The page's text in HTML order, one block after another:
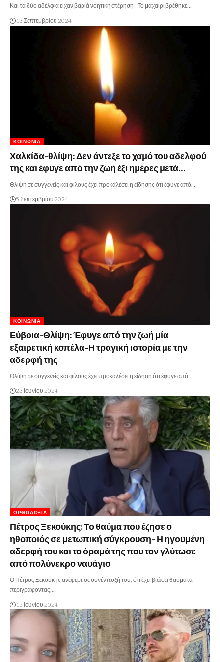
Και τα δύο αδέλφια είχαν βαριά νοητική στέρηση - Το μαχαίρι βρέθηκε…
13 Σεπτεμβρίου 2024
ΚΟΙΝΩΝΊΑ
Χαλκίδα-θλίψη: Δεν άντεξε το χαμό του αδελφού
της και έφυγε από την ζωή έξι ημέρες μετά…
Θλίψη σε συγγενείς και φίλους έχει προκαλέσει η είδησης ότι έφυγε από…
5 Σεπτεμβρίου 2024
ΚΟΙΝΩΝΊΑ
Εύβοια-Θλίψη: Έφυγε από την ζωή μία
εξαιρετική κοπέλα-Η τραγική ιστορία με την
αδερφή της
Θλίψη σε συγγενείς και φίλους έχει προκαλέσει η είδηση ότι έφυγε από…
23 Ιουνίου 2024
ΟΡΘΟΔΟΞΊΑ
Πέτρος Ξεκούκης: Το θαύμα που έζησε ο
ηθοποιός σε μετωπική σύγκρουση- Η ηγουμένη
αδερφή του και το όραμά της που τον γλύτωσε
από πολύνεκρο ναυάγιο
Ο Πέτρος Ξεκούκης ανέφερε σε συνέντευξή του, ότι έχει βιώσει θαύματα,
περιγράφοντας,…
15 Ιουνίου 2024